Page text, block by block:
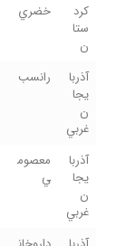
کرد
ستا
ن
خضري
آذربا
يجا
ن
غربي
رانسب
آذربا
يجا
ن
غربي
معصوم
ي